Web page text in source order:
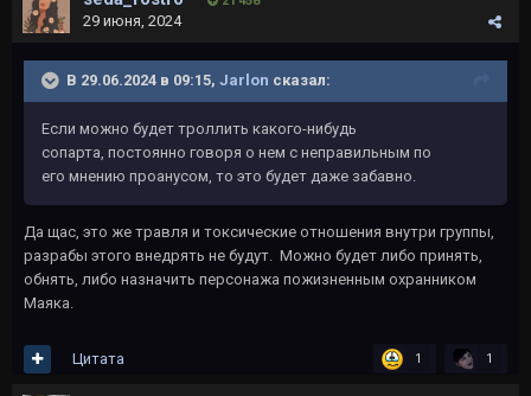
29 июня, 2024
В 29.06.2024 в 09:15, Jarlon сказал:
Если можно будет троллить какого-нибудь
сопарта, постоянно говоря о нем с неправильным по
его мнению проанусом, то это будет даже забавно.
Да щас, это же травля и токсические отношения внутри группы,
разрабы этого внедрять не будут. Можно будет либо принять,
обнять, либо назначить персонажа пожизненным охранником
Маяка.
1 1
Цитата